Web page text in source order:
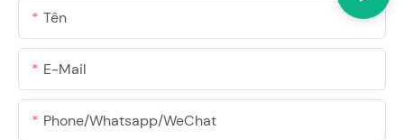
Tên
E-Mail
Phone/Whatsapp/WeChat